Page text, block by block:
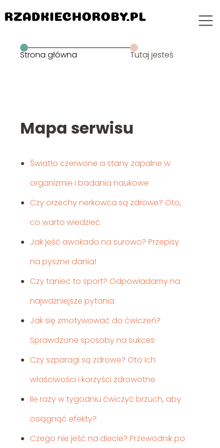
Strona główna Tutaj jesteś
Mapa serwisu
Światło czerwone a stany zapalne w
organizmie i badania naukowe
Czy orzechy nerkowca są zdrowe? Oto,
co warto wiedzieć
Jak jeść awokado na surowo? Przepisy
na pyszne dania!
Czy taniec to sport? Odpowiadamy na
najważniejsze pytania
Jak się zmotywować do ćwiczeń?
Sprawdzone sposoby na sukces
Czy szparagi są zdrowe? Oto ich
właściwości i korzyści zdrowotne
Ile razy w tygodniu ćwiczyć brzuch, aby
osiągnąć efekty?
Czego nie jeść na diecie? Przewodnik po